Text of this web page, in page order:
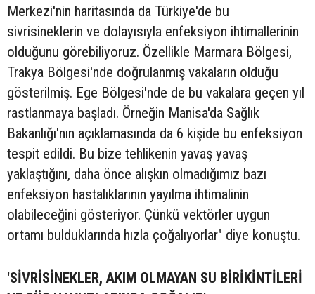
Merkezi'nin haritasında da Türkiye'de bu
sivrisineklerin ve dolayısıyla enfeksiyon ihtimallerinin
olduğunu görebiliyoruz. Özellikle Marmara Bölgesi,
Trakya Bölgesi'nde doğrulanmış vakaların olduğu
gösterilmiş. Ege Bölgesi'nde de bu vakalara geçen yıl
rastlanmaya başladı. Örneğin Manisa'da Sağlık
Bakanlığı'nın açıklamasında da 6 kişide bu enfeksiyon
tespit edildi. Bu bize tehlikenin yavaş yavaş
yaklaştığını, daha önce alışkın olmadığımız bazı
enfeksiyon hastalıklarının yayılma ihtimalinin
olabileceğini gösteriyor. Çünkü vektörler uygun
ortamı bulduklarında hızla çoğalıyorlar" diye konuştu.
'SİVRİSİNEKLER, AKIM OLMAYAN SU BİRİKİNTİLERİ